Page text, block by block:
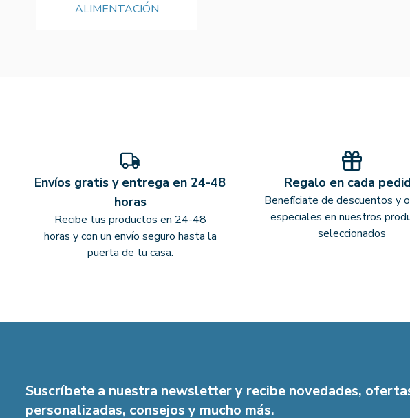
ALIMENTACIÓN
Envíos gratis y entrega en 24-48
horas
Recibe tus productos en 24-48
horas y con un envío seguro hasta la
puerta de tu casa.
Regalo en cada
Benefíciate de descuentos y
especiales en nuestros
seleccionados
Suscríbete a nuestra newsletter y recibe novedades,
personalizadas, consejos y mucho más.